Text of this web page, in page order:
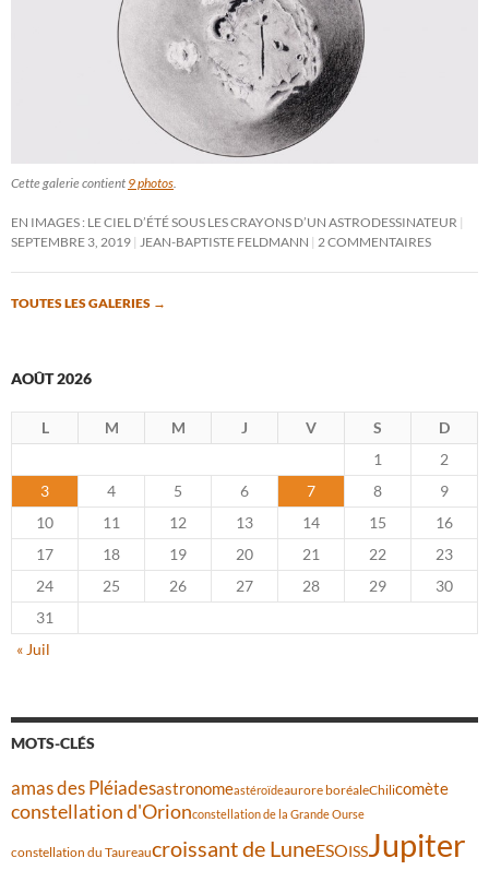
Cette galerie contient 9 photos
EN IMAGES : LE CIEL D’ÉTÉ SOUS LES CRAYONS D’UN ASTRODESSINATEUR
SEPTEMBRE 3, 2019
JEAN-BAPTISTE FELDMANN 2 COMMENTAIRES
TOUTES LES GALERIES →
AOÛT 2026
L M M J V S
D
1
2
3
4 5 6 7 8
9
10
11 12 13 14 15
16
17
18 19 20 21 22
23
24
25 26 27 28 29
30
31
« Juil
MOTS-CLÉS
amas des Pléiadesastronomeastéroïdeaurore boréaleChilicomète
constellation d'Orionconstellation de la Grande Ourse
constellation du Taureaucroissant de LuneESOISSJupiter